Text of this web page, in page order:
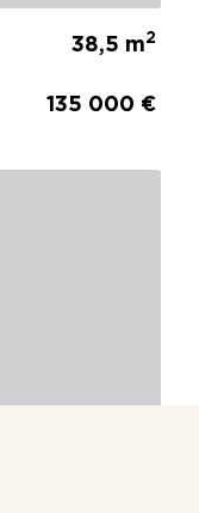
38,5 m2
135 000 €